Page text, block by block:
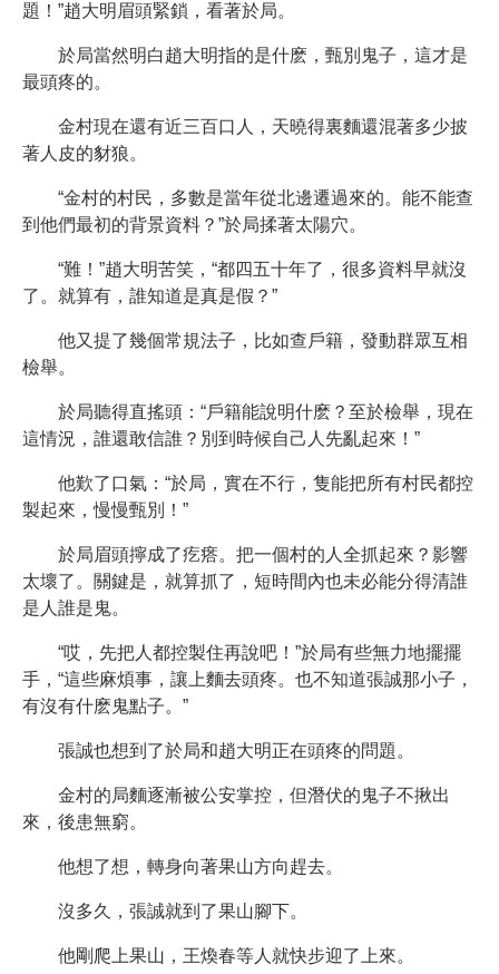
題！”趙大明眉頭緊鎖，看著於局。
於局當然明白趙大明指的是什麽，甄別鬼子，這才是
最頭疼的。
金村現在還有近三百口人，天曉得裏麵還混著多少披
著人皮的豺狼。
“金村的村民，多數是當年從北邊遷過來的。能不能查
到他們最初的背景資料？”於局揉著太陽穴。
“難！”趙大明苦笑，“都四五十年了，很多資料早就沒
了。就算有，誰知道是真是假？”
他又提了幾個常規法子，比如查戶籍，發動群眾互相
檢舉。
於局聽得直搖頭：“戶籍能說明什麽？至於檢舉，現在
這情況，誰還敢信誰？別到時候自己人先亂起來！”
他歎了口氣：“於局，實在不行，隻能把所有村民都控
製起來，慢慢甄別！”
於局眉頭擰成了疙瘩。把一個村的人全抓起來？影響
太壞了。關鍵是，就算抓了，短時間內也未必能分得清誰
是人誰是鬼。
“哎，先把人都控製住再說吧！”於局有些無力地擺擺
手，“這些麻煩事，讓上麵去頭疼。也不知道張誠那小子，
有沒有什麽鬼點子。”
張誠也想到了於局和趙大明正在頭疼的問題。
金村的局麵逐漸被公安掌控，但潛伏的鬼子不揪出
來，後患無窮。
他想了想，轉身向著果山方向趕去。
沒多久，張誠就到了果山腳下。
他剛爬上果山，王煥春等人就快步迎了上來。